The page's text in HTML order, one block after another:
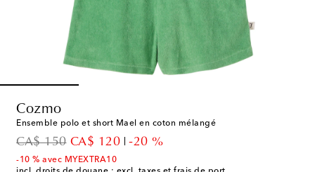
Cozmo
Ensemble polo et short Mael en coton mélangé
CA$ 150
original priceCA$ 120
discount price
-20 %
-10 % avec MYEXTRA10